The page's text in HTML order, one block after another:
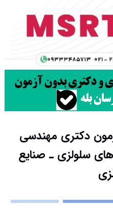
دکتری ﻣﻬﻨﺪسی
سلولزی ـ صنایع